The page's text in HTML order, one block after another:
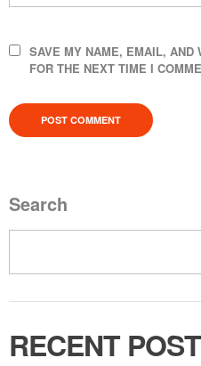
SAVE MY NAME, EMAIL, AND
FOR THE NEXT TIME I
Search
RECENT